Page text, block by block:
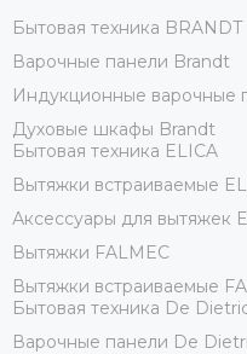
Бытовая техника BRANDT
Варочные панели Brandt
Индукционные варочные
Духовые шкафы Brandt
Бытовая техника ELICA
Вытяжки встраиваемые
Аксессуары для вытяжек
Вытяжки FALMEC
Вытяжки встраиваемые
Бытовая техника De
Варочные панели De